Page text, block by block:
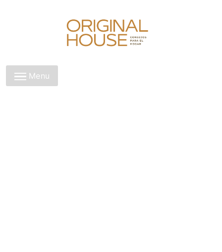
Original House
Menu